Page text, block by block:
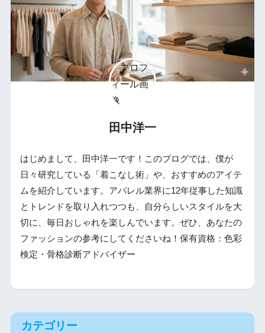
田中洋一
はじめまして、田中洋一です！このブログでは、僕が
日々研究している「着こなし術」や、おすすめのアイテ
ムを紹介しています。アパレル業界に12年従事した知識
とトレンドを取り入れつつも、自分らしいスタイルを大
切に、毎日おしゃれを楽しんでいます。ぜひ、あなたの
ファッションの参考にしてくださいね！保有資格：色彩
検定・骨格診断アドバイザー
カテゴリー